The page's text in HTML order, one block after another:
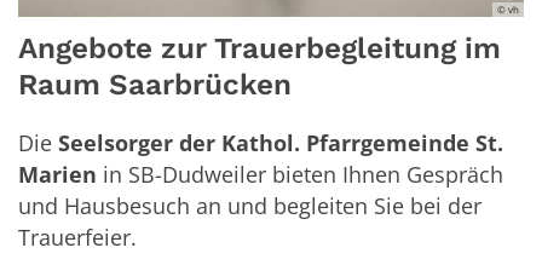
© vh
Angebote zur Trauerbegleitung im
Raum Saarbrücken
Die Seelsorger der Kathol. Pfarrgemeinde St.
Marien in SB-Dudweiler bieten Ihnen Gespräch
und Haus­besuch an und begleiten Sie bei der
Trauerfeier.